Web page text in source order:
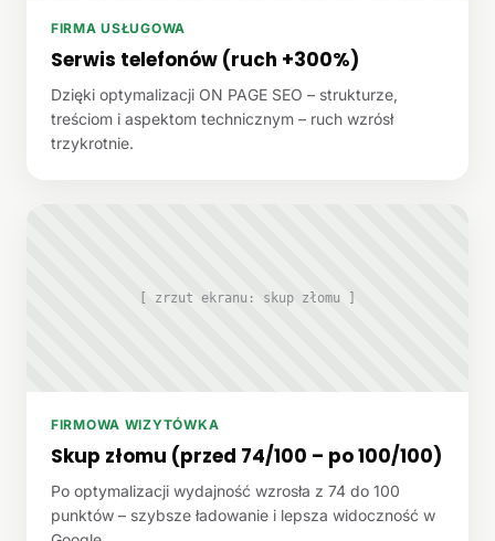
FIRMA USŁUGOWA
Serwis telefonów (ruch +300%)
Dzięki optymalizacji ON PAGE SEO – strukturze,
treściom i aspektom technicznym – ruch wzrósł
trzykrotnie.
[ zrzut ekranu: skup złomu ]
FIRMOWA WIZYTÓWKA
Skup złomu (przed 74/100 – po 100/100)
Po optymalizacji wydajność wzrosła z 74 do 100
punktów – szybsze ładowanie i lepsza widoczność w